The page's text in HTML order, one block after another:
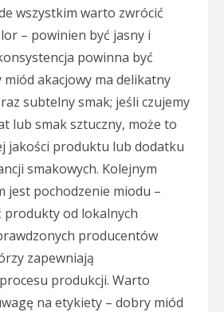
wszystkim warto zwrócić
– powinien być jasny i
powinna być
miód akacjowy ma delikatny
subtelny smak; jeśli czujemy
lub smak sztuczny, może to
jakości produktu lub dodatku
smakowych. Kolejnym
jest pochodzenie miodu –
produkty od lokalnych
producentów
zapewniają
produkcji. Warto
na etykiety – dobry miód